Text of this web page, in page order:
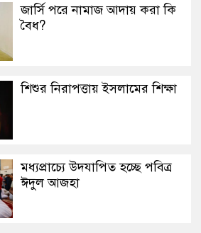
জার্সি পরে নামাজ আদায় করা কি
বৈধ?
শিশুর নিরাপত্তায় ইসলামের শিক্ষা
মধ্যপ্রাচ্যে উদযাপিত হচ্ছে পবিত্র
ঈদুল আজহা